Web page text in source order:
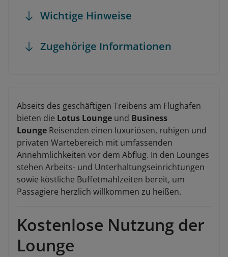
Wichtige Hinweise
Zugehörige Informationen
Abseits des geschäftigen Treibens am Flughafen
bieten die Lotus Lounge und Business
Lounge Reisenden einen luxuriösen, ruhigen und
privaten Wartebereich mit umfassenden
Annehmlichkeiten vor dem Abflug. In den Lounges
stehen Arbeits- und Unterhaltungseinrichtungen
sowie köstliche Buffetmahlzeiten bereit, um
Passagiere herzlich willkommen zu heißen.
Kostenlose Nutzung der
Lounge